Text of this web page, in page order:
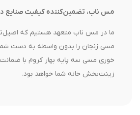
مس ناب، تضمین‌کننده کیفیت صنایع
ما در مس ناب متعهد هستیم که
مسی زنجان را بدون واسطه به دست شما
خوری مسی سه پایه بهار کروم با
زینت‌بخش خانه شما خواهد بود.